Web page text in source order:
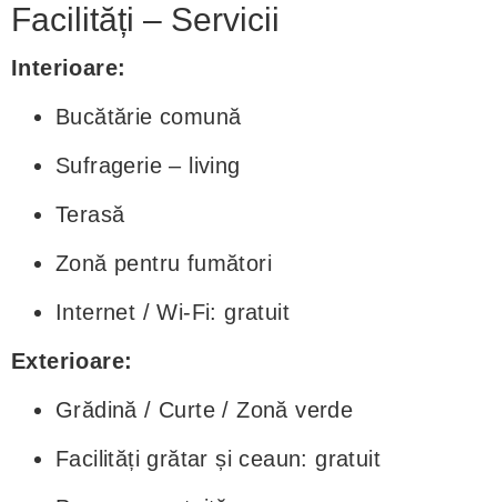
Facilități – Servicii
Interioare:
Bucătărie comună
Sufragerie – living
Terasă
Zonă pentru fumători
Internet / Wi-Fi: gratuit
Exterioare:
Grădină / Curte / Zonă verde
Facilități grătar și ceaun: gratuit